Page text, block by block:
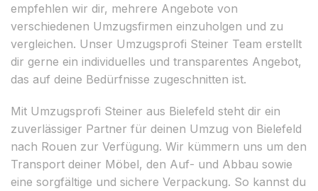
empfehlen wir dir, mehrere Angebote von
verschiedenen Umzugsfirmen einzuholgen und zu
vergleichen. Unser Umzugsprofi Steiner Team erstellt
dir gerne ein individuelles und transparentes Angebot,
das auf deine Bedürfnisse zugeschnitten ist.
Mit Umzugsprofi Steiner aus Bielefeld steht dir ein
zuverlässiger Partner für deinen Umzug von Bielefeld
nach Rouen zur Verfügung. Wir kümmern uns um den
Transport deiner Möbel, den Auf- und Abbau sowie
eine sorgfältige und sichere Verpackung. So kannst du